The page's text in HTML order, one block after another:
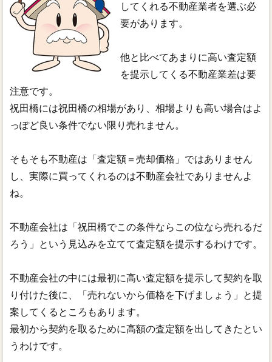
してくれる不動産業者を選ぶ必
要があります。
他と比べてあまりに高い査定額
を提示してくる不動産業差は要
注意です。
祝田橋には祝田橋の相場があり、相場よりも高い場合はよ
っぽど良い条件でない限り売れません。
そもそも不動産は「査定額＝売却価格」ではありません
し、実際に買ってくれるのは不動産会社でありませんよ
ね。
不動産会社は「祝田橋でこの条件ならこの位なら売れるだ
ろう」という見込みを立てて査定額を提示するわけです。
不動産会社の中には最初に高い査定額を提示して契約を取
り付けた後に、「売れないから価格を下げましょう」と提
案してくるところもあります。
最初から契約を取るために高額の査定額を出してきたとい
うわけです。